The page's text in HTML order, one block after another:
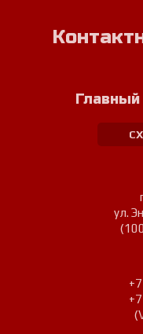
ул.